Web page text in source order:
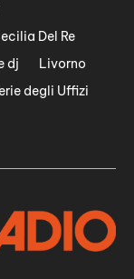
Del Re
dj
Livorno
degli Uffizi